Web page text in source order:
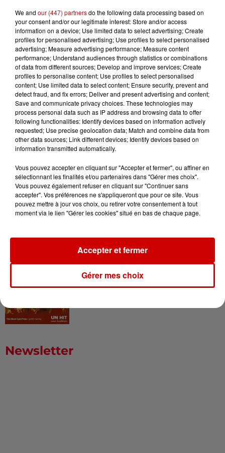
Podcasts Voir plus
Kelly Massol, figure
emblématique de
l'entrepreneuriat féminin
Aménager un school bus au
Canada et accueillir les bleus à
Boston,...
Born in the U.S.A - Bruce
Springsteen : la chanson que
l’Amérique...
I Gotta Feeling : comment David
Guetta a changé l’histoire des...
Newsletter
We and our (447) partnersdo the following data processing based on
your consent and/or our legitimate interest: Store and/or access
information on a device; Use limited data to select advertising; Create
profiles for personalised advertising; Use profiles to select personalised
advertising; Measure advertising performance; Measure content
performance; Understand audiences through statistics or combinations
of data from different sources; Develop and improve services; Create
profiles to personalise content; Use profiles to select personalised
content; Use limited data to select content; Ensure security, prevent and
detect fraud, and fix errors; Deliver and present advertising and content;
Save and communicate privacy choices. These technologies may
process personal data such as IP address and browsing data to offer
following functionalities: Identify devices based on information actively
requested; Use precise geolocation data; Match and combine data from
other data sources; Link different devices; Identify devices based on
information transmitted automatically.
Vous pouvez accepter en cliquant sur "Accepter et fermer", ou affiner en
sélectionnant les finalités et/ou partenaires dans "Gérer mes choix".
Vous pouvez également refuser en cliquant sur "Continuer sans
accepter". Vos préférences ne s'appliqueront que pour ce site. Vous
pouvez mettre à jour vos choix, ou retirer votre consentement à tout
moment via le lien "Gérer les cookies" situé en bas de chaque page.
Gérer mes choix
Accepter et fermer